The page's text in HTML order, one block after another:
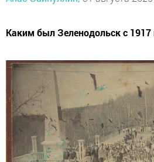
Каким был Зеленодольск с 1917